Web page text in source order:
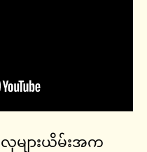
များယိမ်းအက